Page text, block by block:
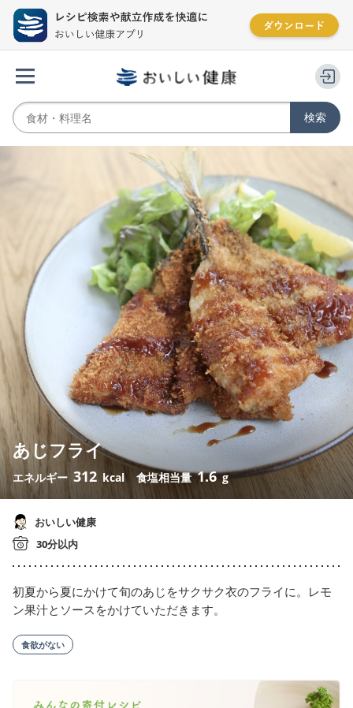
あじフライ
エネルギー 312 kcal 食塩相当量1.6 g
おいしい健康
30分以内
初夏から夏にかけて旬のあじをサクサク衣のフライに。レモ
ン果汁とソースをかけていただきます。
食欲がない